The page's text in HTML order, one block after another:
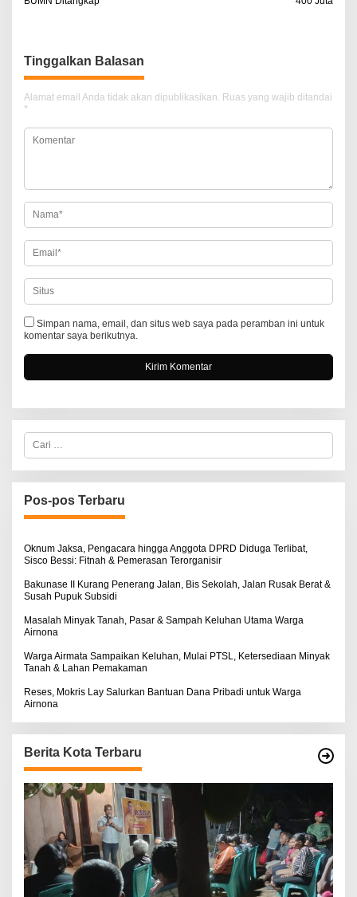
g
a
s
o
s
Tinggalkan Balasan
Alamat email Anda tidak akan dipublikasikan. Ruas yang wajib ditandai
*
Simpan nama, email, dan situs web saya pada peramban ini untuk
komentar saya berikutnya.
C
r
i
u
n
u
:
Pos-pos Terbaru
Oknum Jaksa, Pengacara hingga Anggota DPRD Diduga Terlibat,
Sisco Bessi: Fitnah & Pemerasan Terorganisir
Bakunase II Kurang Penerang Jalan, Bis Sekolah, Jalan Rusak Berat &
Susah Pupuk Subsidi
Masalah Minyak Tanah, Pasar & Sampah Keluhan Utama Warga
Airnona
Warga Airmata Sampaikan Keluhan, Mulai PTSL, Ketersediaan Minyak
Tanah & Lahan Pemakaman
Reses, Mokris Lay Salurkan Bantuan Dana Pribadi untuk Warga
Airnona
Berita Kota Terbaru